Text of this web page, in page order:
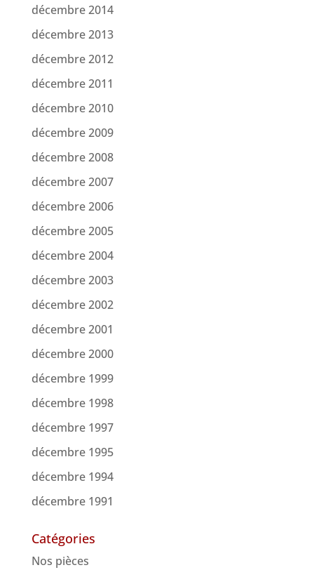
décembre 2014
décembre 2013
décembre 2012
décembre 2011
décembre 2010
décembre 2009
décembre 2008
décembre 2007
décembre 2006
décembre 2005
décembre 2004
décembre 2003
décembre 2002
décembre 2001
décembre 2000
décembre 1999
décembre 1998
décembre 1997
décembre 1995
décembre 1994
décembre 1991
Catégories
Nos pièces